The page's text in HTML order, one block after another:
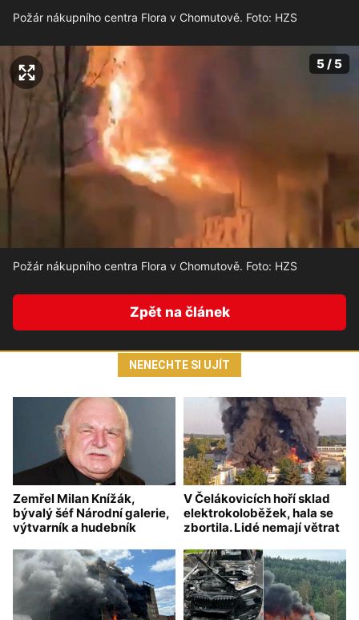
Požár nákupního centra Flora v Chomutově. Foto: HZS
5 / 5
Požár nákupního centra Flora v Chomutově. Foto: HZS
Zpět na článek
NENECHTE SI UJÍT
Zemřel Milan Knížák,
bývalý šéf Národní galerie,
výtvarník a hudebník
V Čelákovicích hoří sklad
elektrokoloběžek, hala se
zbortila. Lidé nemají větrat